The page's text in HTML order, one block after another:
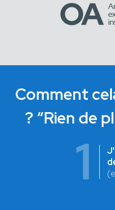
Comment
? “Rien de
1